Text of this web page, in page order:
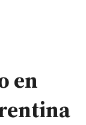
en